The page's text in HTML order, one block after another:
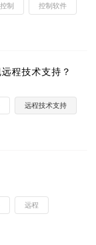
制 控制软件
程技术支持？
远程技术支持
远程